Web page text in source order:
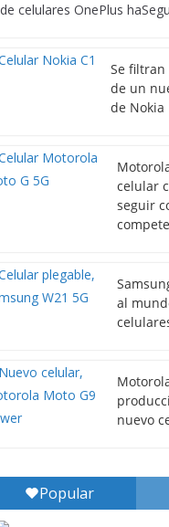
de celulares OnePlus
Se filtran
de un
de Nokia
celular
seguir
al
nuevo
Popular